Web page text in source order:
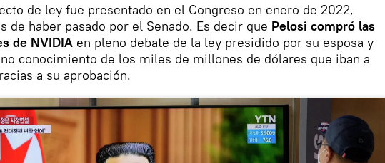
de ley fue presentado en el Congreso en enero de 2022,
de haber pasado por el Senado. Es decir que Pelosi compró las
de NVIDIA en pleno debate de la ley presidido por su esposa y
conocimiento de los miles de millones de dólares que iban a
a su aprobación.